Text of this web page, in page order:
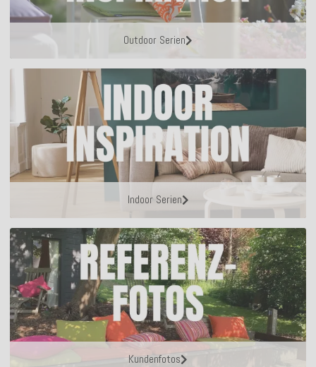
Outdoor Serien
Indoor Serien
Kundenfotos